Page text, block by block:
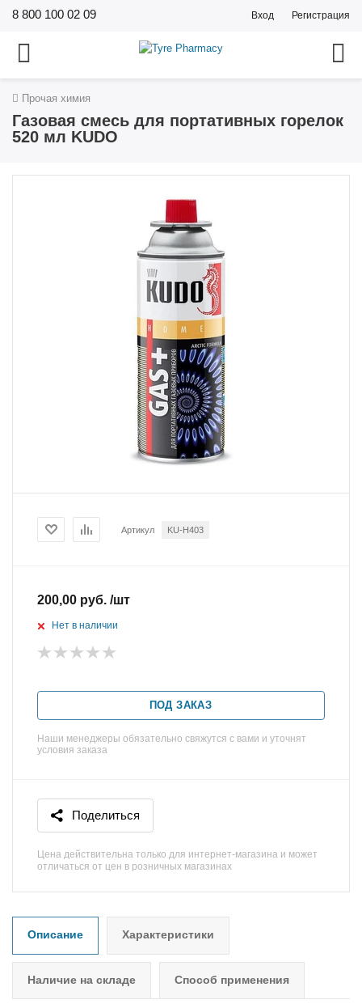
8 800 100 02 09 Вход Регистрация
Прочая химия
Газовая смесь для портативных горелок
520 мл KUDO
Артикул KU-H403
200,00 руб. /шт
Нет в наличии
ПОД ЗАКАЗ
Наши менеджеры обязательно свяжутся с вами и уточнят
условия заказа
Поделиться
Цена действительна только для интернет-магазина и может
отличаться от цен в розничных магазинах
Описание Характеристики
Наличие на складе Способ применения